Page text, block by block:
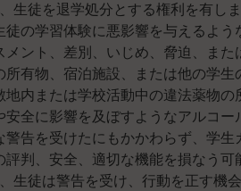
生徒を退学処分とする権利を有しま
徒の学習体験に悪影響を与えるよう
メント、差別、いじめ、脅迫、また
所有物、宿泊施設、または他の学生
地内または学校活動中の違法薬物の
安全に影響を及ぼすようなアルコー
警告を受けたにもかかわらず、学生
評判、安全、適切な機能を損なう可
生徒は警告を受け、行動を正す機